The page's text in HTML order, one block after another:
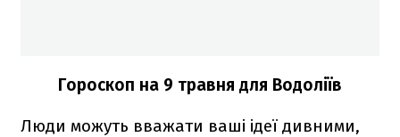
Гороскоп на 9 травня для Водоліїв
Люди можуть вважати ваші ідеї дивними,